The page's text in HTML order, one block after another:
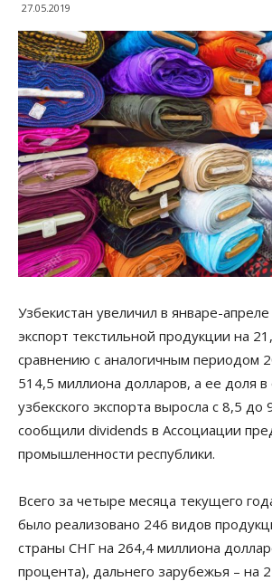
27.05.2019
Узбекистан увеличил в январе-
экспорт текстильной продукции на
сравнению с аналогичным периодом
514,5 миллиона долларов, а ее доля
узбекского экспорта выросла с 8,5 до
сообщили dividends в Ассоциации
промышленности республики.
Всего за четыре месяца текущего
было реализовано 246 видов
страны СНГ на 264,4 миллиона
процента), дальнего зарубежья – на